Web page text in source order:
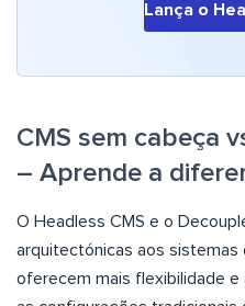
Lança o
CMS sem cabeça
– Aprende a
O Headless CMS e o
arquitectónicas aos
oferecem mais flexibilidade e